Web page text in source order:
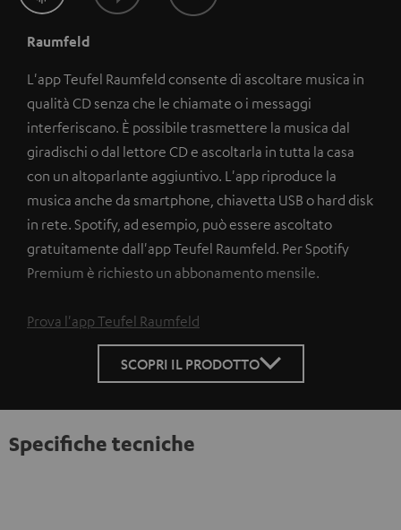
Raumfeld
L'app Teufel Raumfeld consente di ascoltare musica in
qualità CD senza che le chiamate o i messaggi
interferiscano. È possibile trasmettere la musica dal
giradischi o dal lettore CD e ascoltarla in tutta la casa
con un altoparlante aggiuntivo. L'app riproduce la
musica anche da smartphone, chiavetta USB o hard disk
in rete. Spotify, ad esempio, può essere ascoltato
gratuitamente dall'app Teufel Raumfeld. Per Spotify
Premium è richiesto un abbonamento mensile.
Prova l'app Teufel Raumfeld
SCOPRI IL PRODOTTO
Specifiche tecniche